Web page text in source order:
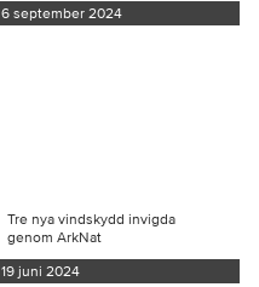
6 september 2024
Tre nya vindskydd invigda
genom ArkNat
19 juni 2024